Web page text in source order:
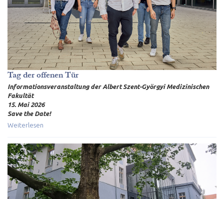
Tag der offenen Tür
Informationsveranstaltung der Albert Szent-Györgyi Medizinischen
Fakultät
15. Mai 2026
Save the Date!
Weiterlesen